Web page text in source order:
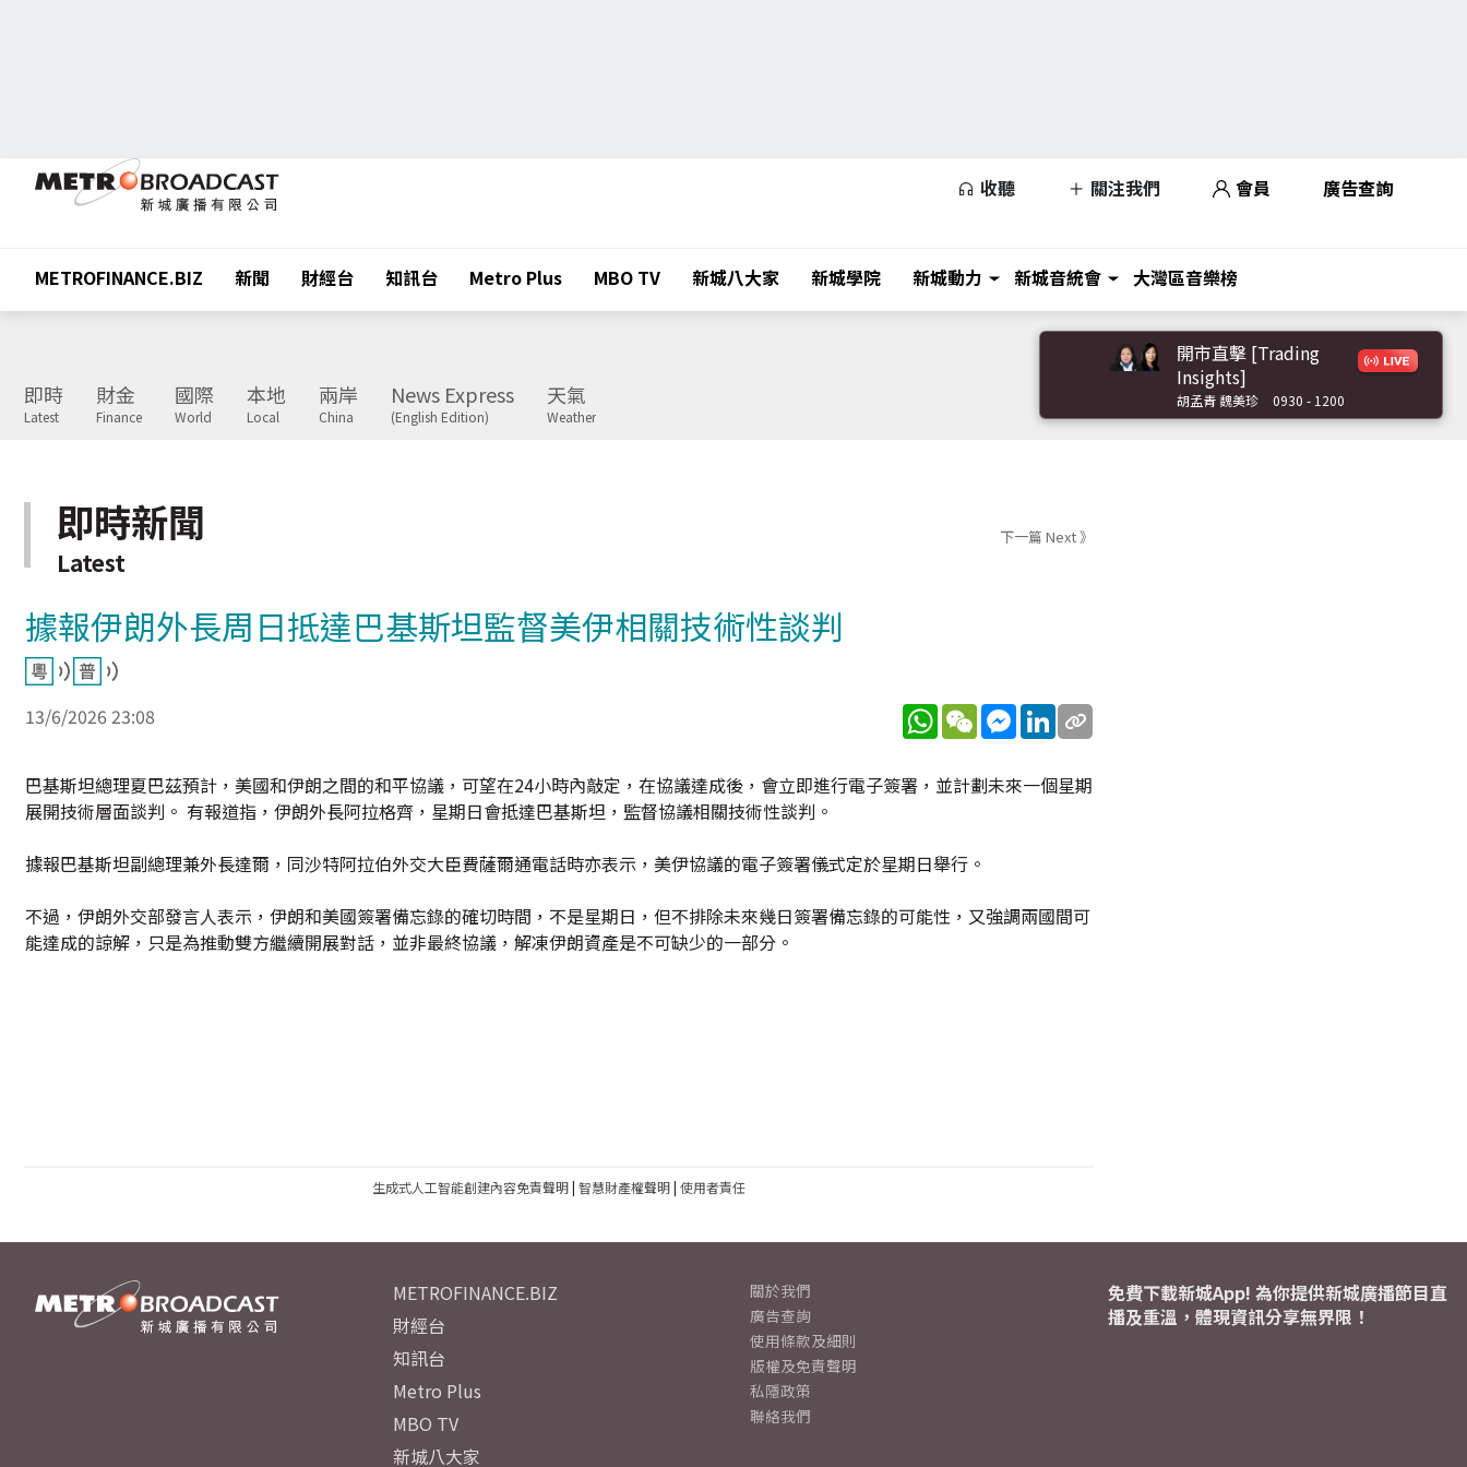
收聽 關注我們 會員 廣告查詢
METROFINANCE.BIZ 新聞 財經台 知訊台 Metro Plus MBO TV 新城八大家 新城學院 新城動力 新城音統會 大灣區音樂榜
即時
Latest
財金
Finance
國際
World
本地
Local
兩岸
China
News Express
(English Edition)
天氣
Weather
開市直擊 [Trading
Insights]
胡孟青 魏美珍 0930 - 1200
即時新聞
Latest
下一篇 Next 》
據報伊朗外長周日抵達巴基斯坦監督美伊相關技術性談判
13/6/2026 23:08 WhatsApp
WeChatMessenger
LinkedIn
巴基斯坦總理夏巴茲預計，美國和伊朗之間的和平協議，可望在24小時內敲定，在協議達成後，會立即進行電子簽署，並計劃未來一個星期
展開技術層面談判。 有報道指，伊朗外長阿拉格齊，星期日會抵達巴基斯坦，監督協議相關技術性談判。
據報巴基斯坦副總理兼外長達爾，同沙特阿拉伯外交大臣費薩爾通電話時亦表示，美伊協議的電子簽署儀式定於星期日舉行。
不過，伊朗外交部發言人表示，伊朗和美國簽署備忘錄的確切時間，不是星期日，但不排除未來幾日簽署備忘錄的可能性，又強調兩國間可
能達成的諒解，只是為推動雙方繼續開展對話，並非最終協議，解凍伊朗資產是不可缺少的一部分。
生成式人工智能創建內容免責聲明| 智慧財產權聲明| 使用者責任
METROFINANCE.BIZ
財經台
知訊台
Metro Plus
MBO TV
新城八大家
關於我們
廣告查詢
使用條款及細則
版權及免責聲明
私隱政策
聯絡我們
免費下載新城App! 為你提供新城廣播節目直
播及重溫，體現資訊分享無界限！